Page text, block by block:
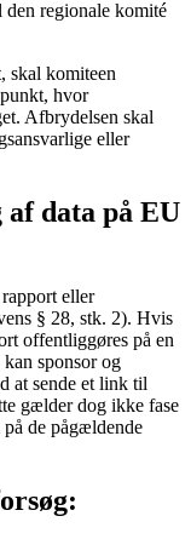
den regionale komité
skal komiteen
hvor
Afbrydelsen skal
eller
data på EU
eller
§ 28, stk. 2). Hvis
offentliggøres på en
kan sponsor og
at sende et link til
gælder dog ikke fase
de pågældende